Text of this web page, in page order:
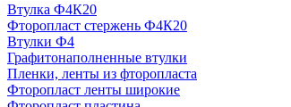
Втулка Ф4К20
Фторопласт стержень Ф4К20
Втулки Ф4
Графитонаполненные втулки
Пленки, ленты из фторопласта
Фторопласт ленты широкие